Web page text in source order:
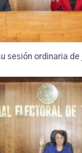
sesión ordinaria de